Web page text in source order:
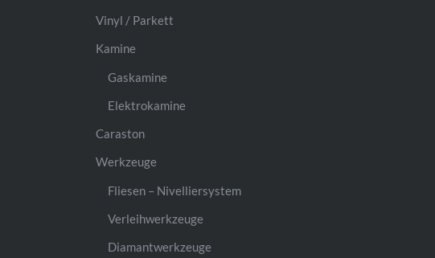
Vinyl / Parkett
Kamine
Gaskamine
Elektrokamine
Caraston
Werkzeuge
Fliesen – Nivelliersystem
Verleihwerkzeuge
Diamantwerkzeuge